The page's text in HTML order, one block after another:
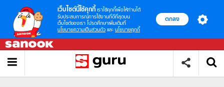
เว็บไซต์นี้ใช้คุกกี้ เราใช้คุกกี้เพื่อให้ท่านได้
รับประสบการณ์การใช้งานที่ดีที่สุดบน
เว็บไซต์ของเรา โปรดศึกษาเพิ่มเติมที่
นโยบายความเป็นส่วนตัว และ นโยบายคุกกี้
ตกลง